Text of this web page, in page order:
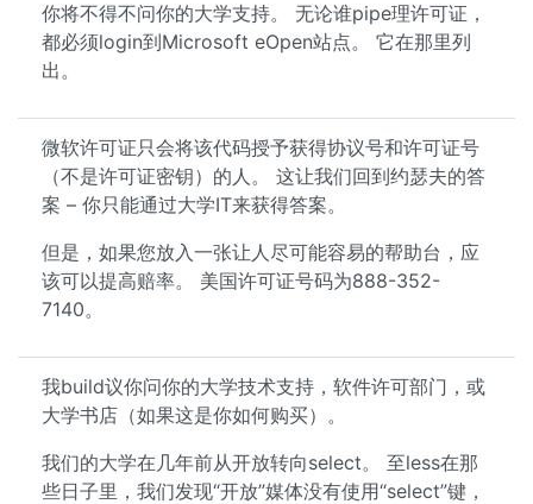
你将不得不问你的大学支持。 无论谁pipe理许可证，
都必须login到Microsoft eOpen站点。 它在那里列
出。
微软许可证只会将该代码授予获得协议号和许可证号
（不是许可证密钥）的人。 这让我们回到约瑟夫的答
案 – 你只能通过大学IT来获得答案。
但是，如果您放入一张让人尽可能容易的帮助台，应
该可以提高赔率。 美国许可证号码为888-352-
7140。
我build议你问你的大学技术支持，软件许可部门，或
大学书店（如果这是你如何购买）。
我们的大学在几年前从开放转向select。 至less在那
些日子里，我们发现“开放”媒体没有使用“select”键，